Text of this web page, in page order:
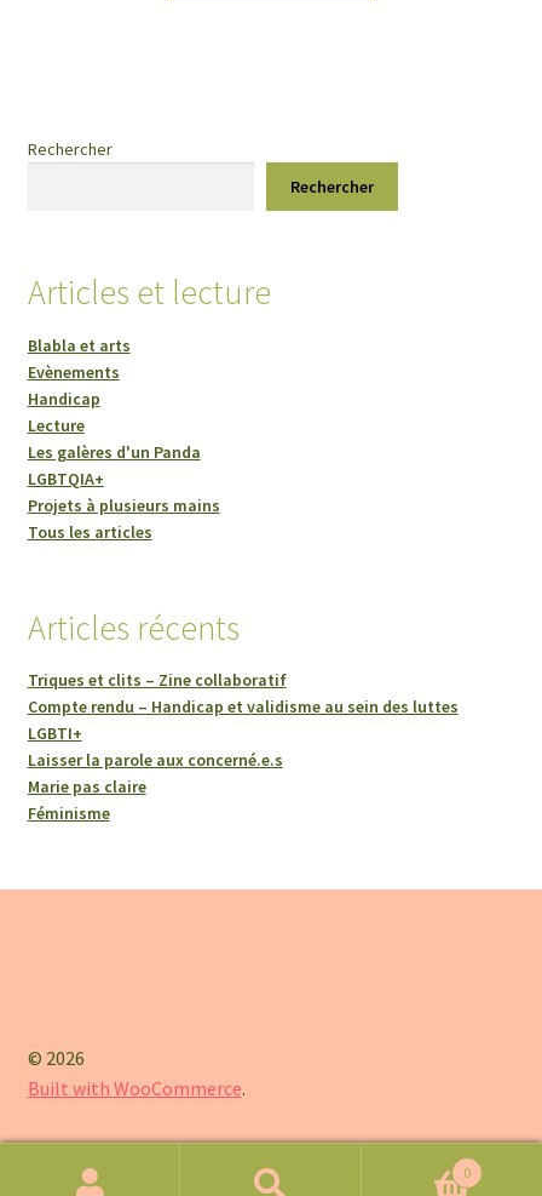
peuvent
Rechercher
Rechercher
Articles et lecture
Blabla et arts
Evènements
Handicap
Lecture
Les galères d'un Panda
LGBTQIA+
Projets à plusieurs mains
Tous les articles
Articles récents
Triques et clits – Zine collaboratif
Compte rendu – Handicap et validisme au sein des luttes
LGBTI+
Laisser la parole aux concerné.e.s
Marie pas claire
Féminisme
© 2026
Built with WooCommerce.
0